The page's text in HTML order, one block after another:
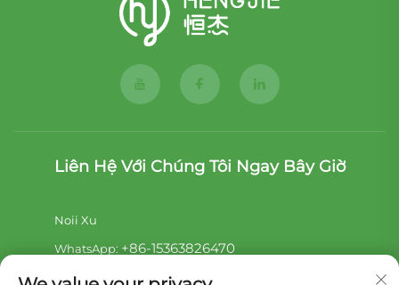
Liên Hệ Với Chúng Tôi Ngay Bây Giờ
Noii Xu
WhatsApp: +86-15363826470
Email:[email protected]